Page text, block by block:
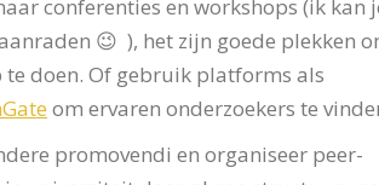
conferenties en workshops (ik kan
😉 ), het zijn goede plekken
te doen. Of gebruik platforms als
om ervaren onderzoekers te
promovendi en organiseer peer-